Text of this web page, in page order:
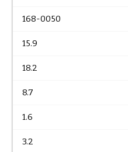
168-0050
15.9
18.2
8.7
1.6
3.2